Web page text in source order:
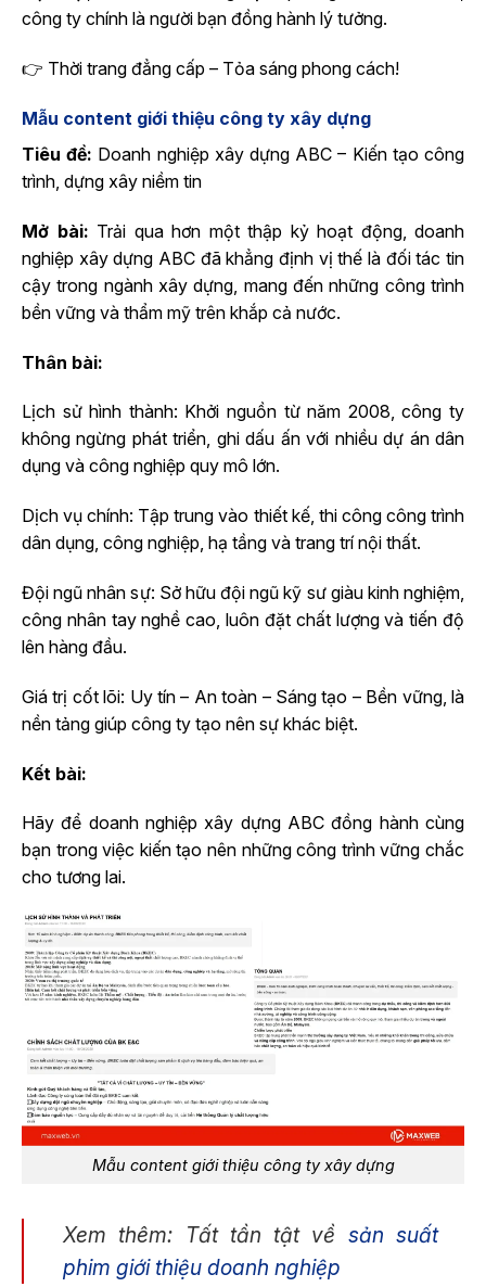
công ty chính là người bạn đồng hành lý tưởng.
👉 Thời trang đẳng cấp – Tỏa sáng phong cách!
Mẫu content giới thiệu công ty xây dựng
Tiêu đề: Doanh nghiệp xây dựng ABC – Kiến tạo công
trình, dựng xây niềm tin
Mở bài: Trải qua hơn một thập kỷ hoạt động, doanh
nghiệp xây dựng ABC đã khẳng định vị thế là đối tác tin
cậy trong ngành xây dựng, mang đến những công trình
bền vững và thẩm mỹ trên khắp cả nước.
Thân bài:
Lịch sử hình thành: Khởi nguồn từ năm 2008, công ty
không ngừng phát triển, ghi dấu ấn với nhiều dự án dân
dụng và công nghiệp quy mô lớn.
Dịch vụ chính: Tập trung vào thiết kế, thi công công trình
dân dụng, công nghiệp, hạ tầng và trang trí nội thất.
Đội ngũ nhân sự: Sở hữu đội ngũ kỹ sư giàu kinh nghiệm,
công nhân tay nghề cao, luôn đặt chất lượng và tiến độ
lên hàng đầu.
Giá trị cốt lõi: Uy tín – An toàn – Sáng tạo – Bền vững, là
nền tảng giúp công ty tạo nên sự khác biệt.
Kết bài:
Hãy để doanh nghiệp xây dựng ABC đồng hành cùng
bạn trong việc kiến tạo nên những công trình vững chắc
cho tương lai.
Mẫu content giới thiệu công ty xây dựng
Xem thêm: Tất tần tật về sản suất
phim giới thiệu doanh nghiệp